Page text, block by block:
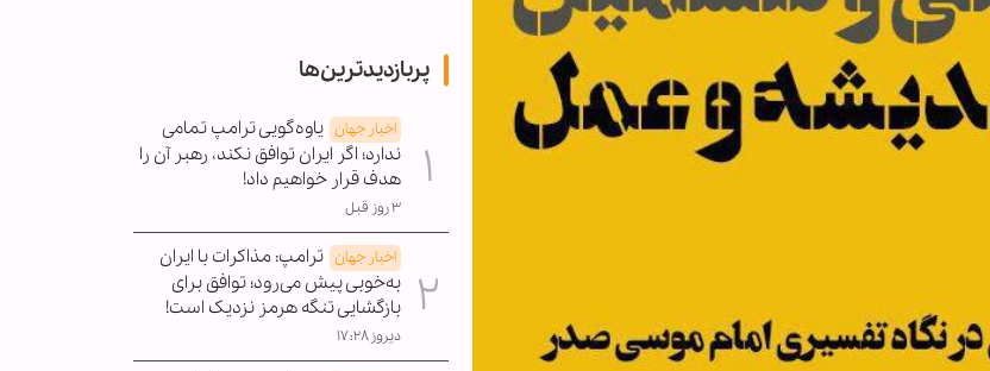
پربازدیدترین‌ها
اخبار جهان یاوه‌گویی ترامپ تمامی
ندارد؛ اگر ایران توافق نکند، رهبر آن را
هدف قرار خواهیم داد!
۳ روز قبل
اخبار جهان ترامپ: مذاکرات با ایران
به‌خوبی پیش می‌رود؛ توافق برای
بازگشایی تنگه هرمز نزدیک است!
دیروز ۱۷:۲۸